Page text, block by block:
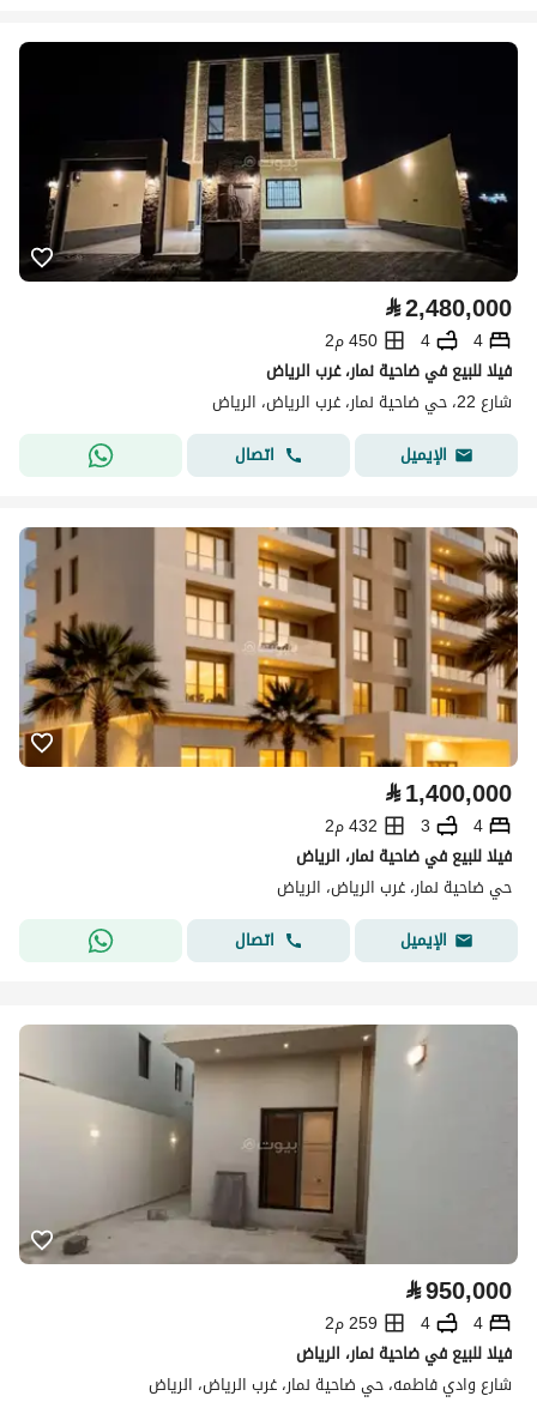
⃁2,480,000
4
4
450 م2
فيلا للبيع في ضاحية نمار، غرب الرياض
شارع 22، حي ضاحية نمار، غرب الرياض، الرياض
الإيميل
اتصال
⃁1,400,000
4
3
432 م2
فيلا للبيع في ضاحية نمار، الرياض
حي ضاحية نمار، غرب الرياض، الرياض
الإيميل
اتصال
⃁950,000
4
4
259 م2
فيلا للبيع في ضاحية نمار، الرياض
شارع وادي فاطمه، حي ضاحية نمار، غرب الرياض، الرياض